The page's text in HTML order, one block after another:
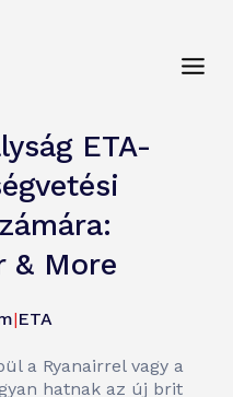
ETA-
& More
|ETA
a Ryanairrel vagy a
hatnak az új brit